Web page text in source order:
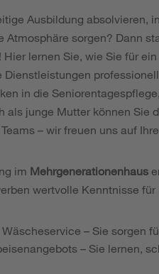
Ausbildung absolvieren,
Atmosphäre sorgen? Dann
! Hier lernen Sie, wie Sie für
in die
als junge Mutter können Sie
– wir freuen uns auf
im Mehrgenerationenhaus
wertvolle Kenntnisse
– Sie sorgen
– Sie lernen,